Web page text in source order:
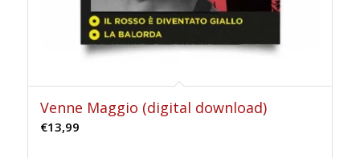
Venne Maggio (digital download)
€13,99